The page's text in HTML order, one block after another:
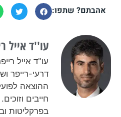
אהבתם? שתפו:
עו''ד אייל
עו"ד אייל
דרעי-רייפר
ההוצאה
חייבים
בפרקליטות